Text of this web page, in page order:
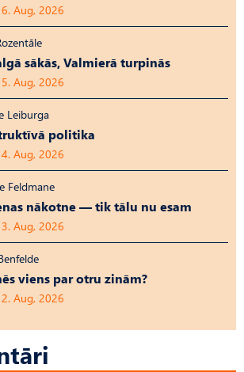
Aug, 2026
sākās, Valmierā turpinās
Aug, 2026
Leiburga
politika
Aug, 2026
Feldmane
nākotne — tik tālu nu esam
Aug, 2026
viens par otru zinām?
Aug, 2026